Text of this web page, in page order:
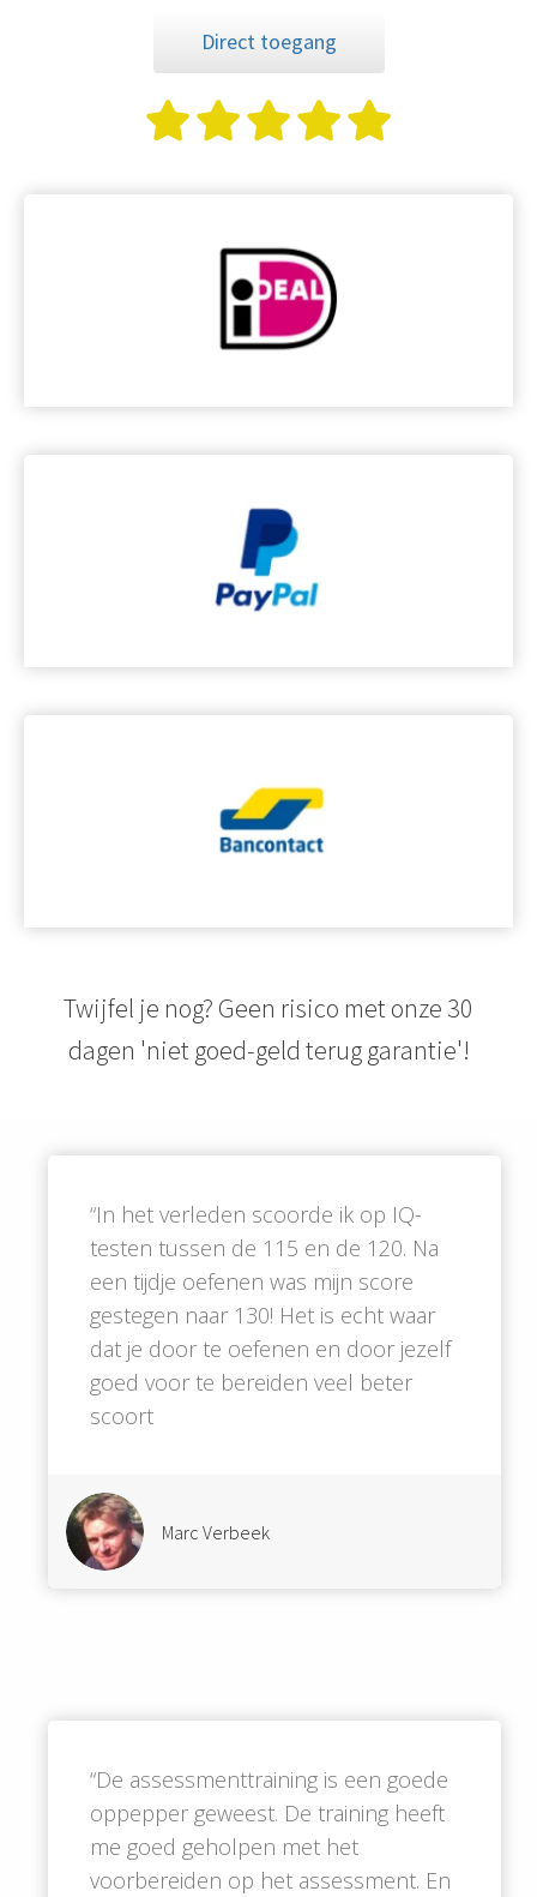
Direct toegang
Twijfel je nog? Geen risico met onze 30
dagen 'niet goed-geld terug garantie'!
“In het verleden scoorde ik op IQ-
testen tussen de 115 en de 120. Na
een tijdje oefenen was mijn score
gestegen naar 130! Het is echt waar
dat je door te oefenen en door jezelf
goed voor te bereiden veel beter
scoort
Marc Verbeek
“De assessmenttraining is een goede
oppepper geweest. De training heeft
me goed geholpen met het
voorbereiden op het assessment. En